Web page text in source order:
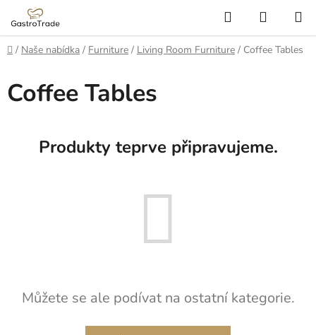
obsah
Hledat
KOŠÍK
Domů
/ Naše nabídka / Furniture / Living Room Furniture / Coffee Tables
Coffee Tables
Produkty teprve připravujeme.
Můžete se ale podívat na ostatní kategorie.